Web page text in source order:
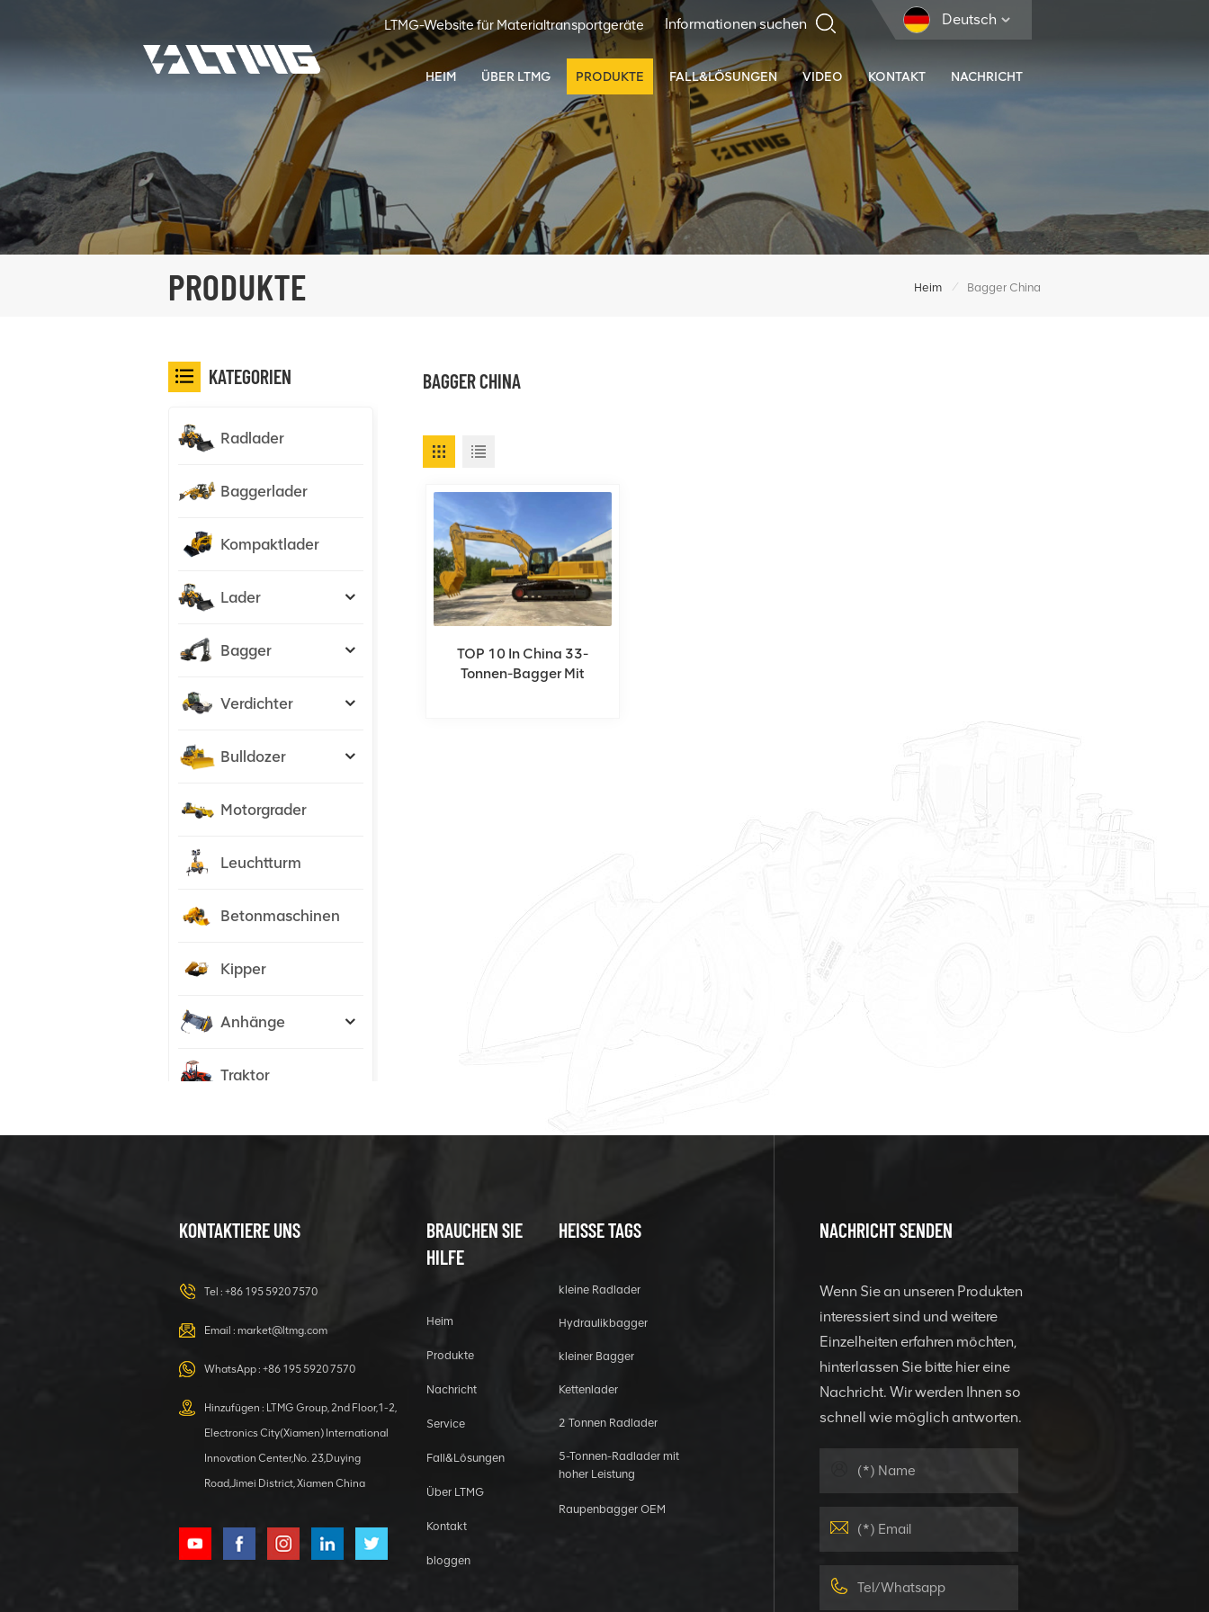
Deutsch
LTMG-Website für Materialtransportgeräte
HEIM ÜBER LTMG PRODUKTE FALL&LÖSUNGEN VIDEO KONTAKT NACHRICHT
PRODUKTE Heim / Bagger China
BAGGER CHINA
TOP 10 In China 33-
Tonnen-Bagger Mit
KATEGORIEN
Radlader
Baggerlader
Kompaktlader
Lader
Bagger
Verdichter
Bulldozer
Motorgrader
Leuchtturm
Betonmaschinen
Kipper
Anhänge
Traktor
Bagger –
Aufgabe
Mobilbagger
Greiferaufsatz
Hydraulischer
Bagger mit
Kubota-Motor
DETAILS ANZEIGEN
KONTAKTIERE UNS
Tel : +86 195 5920 7570
Email : market@ltmg.com
WhatsApp : +86 195 5920 7570
Hinzufügen : LTMG Group, 2nd Floor,1-2,
Electronics City(Xiamen) International
Innovation Center,No. 23,Duying
Road,Jimei District, Xiamen China
BRAUCHEN SIE
HILFE
Heim
Produkte
Nachricht
Service
Fall&Lösungen
Über LTMG
Kontakt
bloggen
HEISSE TAGS
kleine Radlader
Hydraulikbagger
kleiner Bagger
Kettenlader
2 Tonnen Radlader
5-Tonnen-Radlader mit
hoher Leistung
Raupenbagger OEM
NACHRICHT SENDEN
Wenn Sie an unseren Produkten
interessiert sind und weitere
Einzelheiten erfahren möchten,
hinterlassen Sie bitte hier eine
Nachricht. Wir werden Ihnen so
schnell wie möglich antworten.